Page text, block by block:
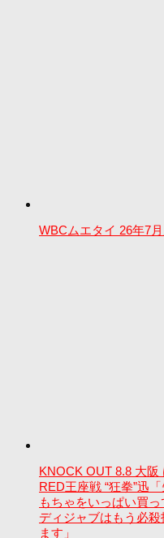
WBCムエタイ 26年7
KNOCK OUT 8.8 大阪
RED王座戦 “狂拳”迅
もちゃをいっぱい買
ディジャブはもう必
ます」